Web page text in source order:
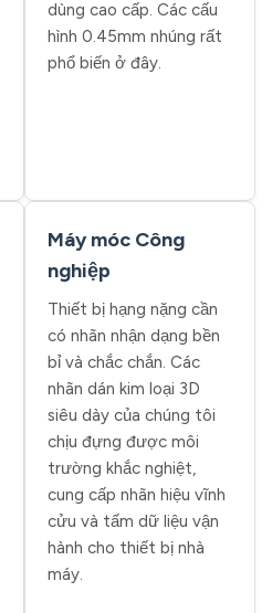
dùng cao cấp. Các cấu
hình 0.45mm nhúng rất
phổ biến ở đây.
Máy móc Công
nghiệp
Thiết bị hạng nặng cần
có nhãn nhận dạng bền
bỉ và chắc chắn. Các
nhãn dán kim loại 3D
siêu dày của chúng tôi
chịu đựng được môi
trường khắc nghiệt,
cung cấp nhãn hiệu vĩnh
cửu và tấm dữ liệu vận
hành cho thiết bị nhà
máy.